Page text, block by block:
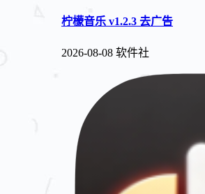
柠檬音乐 v1.2.3 去广告
2026-08-08 软件社